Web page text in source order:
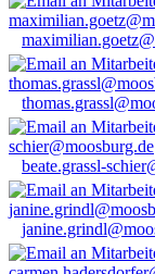
beate.grassl-